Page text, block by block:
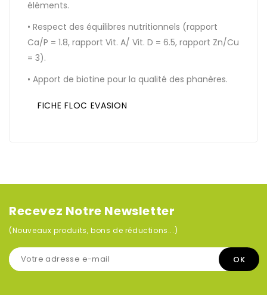
éléments.
• Respect des équilibres nutritionnels (rapport
Ca/P = 1.8, rapport Vit. A/ Vit. D = 6.5, rapport Zn/Cu
= 3).
• Apport de biotine pour la qualité des phanères.
FICHE FLOC EVASION
Recevez Notre Newsletter
(Nouveaux produits, bons de réductions...)